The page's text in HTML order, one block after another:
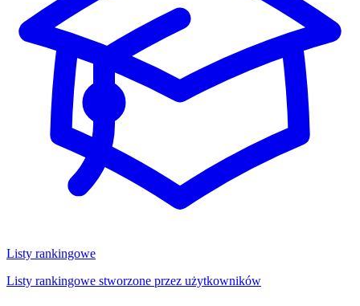
Listy rankingowe
Listy rankingowe stworzone przez użytkowników